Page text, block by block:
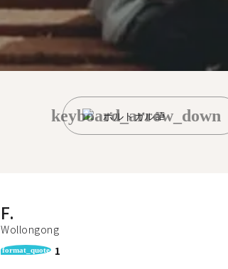
ポルトガル語
keyboard_arrow_down
F.
Wollongong
format_quote 1